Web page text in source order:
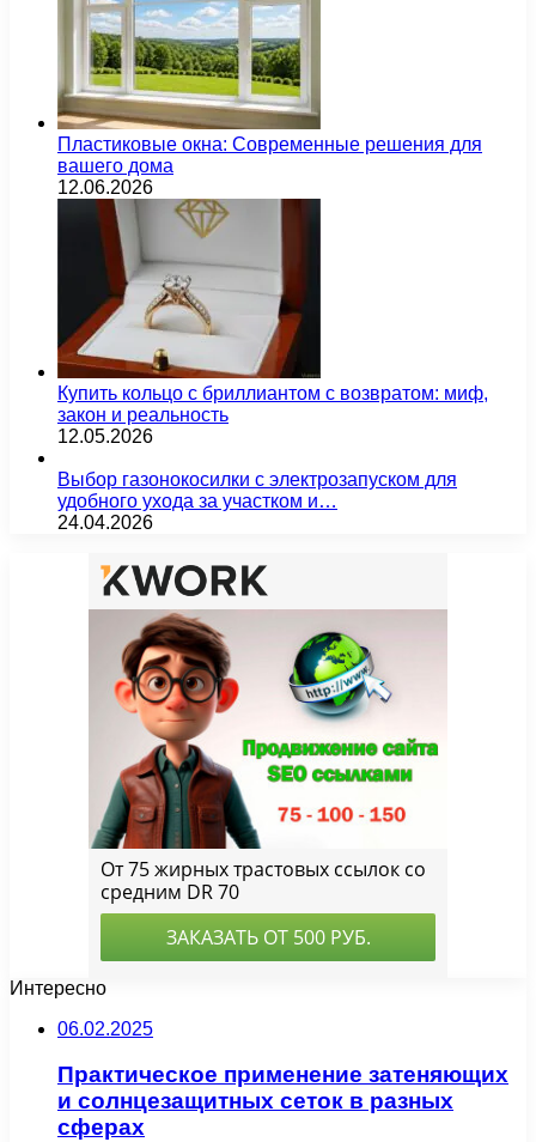
Пластиковые окна: Современные решения для
вашего дома
12.06.2026
Купить кольцо с бриллиантом с возвратом: миф,
закон и реальность
12.05.2026
Выбор газонокосилки с электрозапуском для
удобного ухода за участком и…
24.04.2026
Интересно
06.02.2025
Практическое применение затеняющих
и солнцезащитных сеток в разных
сферах